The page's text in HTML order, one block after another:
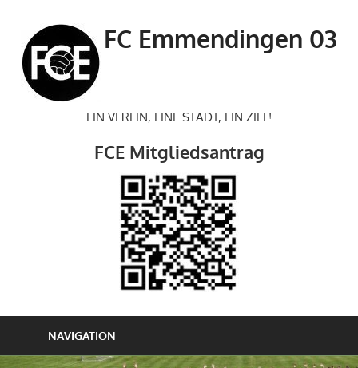
springen
FC Emmendingen 03
EIN VEREIN, EINE STADT, EIN ZIEL!
FCE Mitgliedsantrag
NAVIGATION